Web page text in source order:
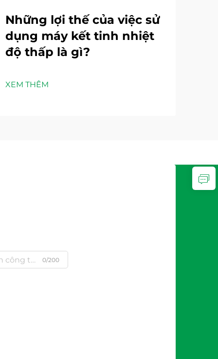
Những lợi thế của việc sử
dụng máy kết tinh nhiệt
độ thấp là gì?
XEM THÊM
0/200